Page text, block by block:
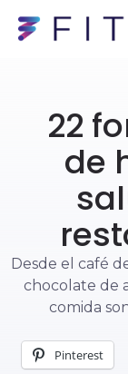
22
de
Desde el café
chocolate de
comida
Pinterest